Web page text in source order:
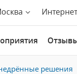
решения